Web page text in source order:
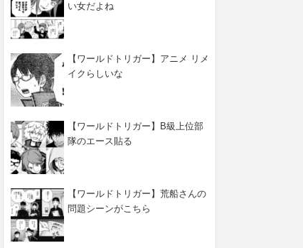
い女だよね
【ワールドトリガー】アニメ リメ
イクらしいな
【ワールドトリガー】B級上位部
隊のエース貼る
【ワールドトリガー】荒船さんの
問題シーンがこちら